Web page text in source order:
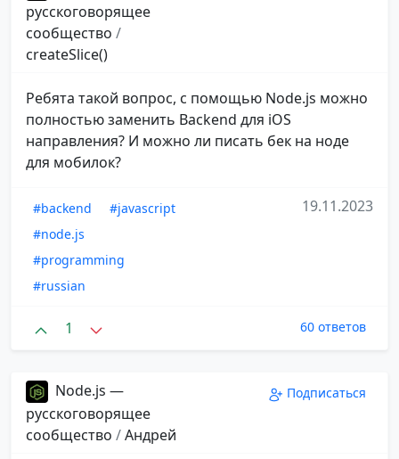
русскоговорящее
сообщество /
createSlice()
Ребята такой вопрос, с помощью Node.js можно
полностью заменить Backend для iOS
направления? И можно ли писать бек на ноде
для мобилок?
#backend
#javascript
#node.js
#programming
#russian
19.11.2023
1 60 ответов
Node.js —
русскоговорящее
сообщество /Андрей
Подписаться